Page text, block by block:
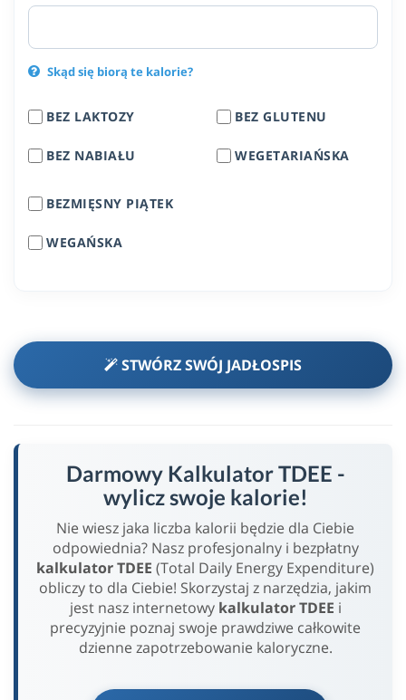
Skąd się biorą te kalorie?
BEZ LAKTOZY
BEZ NABIAŁU
BEZ GLUTENU
WEGETARIAŃSKA
BEZMIĘSNY PIĄTEK
WEGAŃSKA
STWÓRZ SWÓJ JADŁOSPIS
Darmowy Kalkulator TDEE -
wylicz swoje kalorie!
Nie wiesz jaka liczba kalorii będzie dla Ciebie
odpowiednia? Nasz profesjonalny i bezpłatny
kalkulator TDEE (Total Daily Energy Expenditure)
obliczy to dla Ciebie! Skorzystaj z narzędzia, jakim
jest nasz internetowy kalkulator TDEE i
precyzyjnie poznaj swoje prawdziwe całkowite
dzienne zapotrzebowanie kaloryczne.